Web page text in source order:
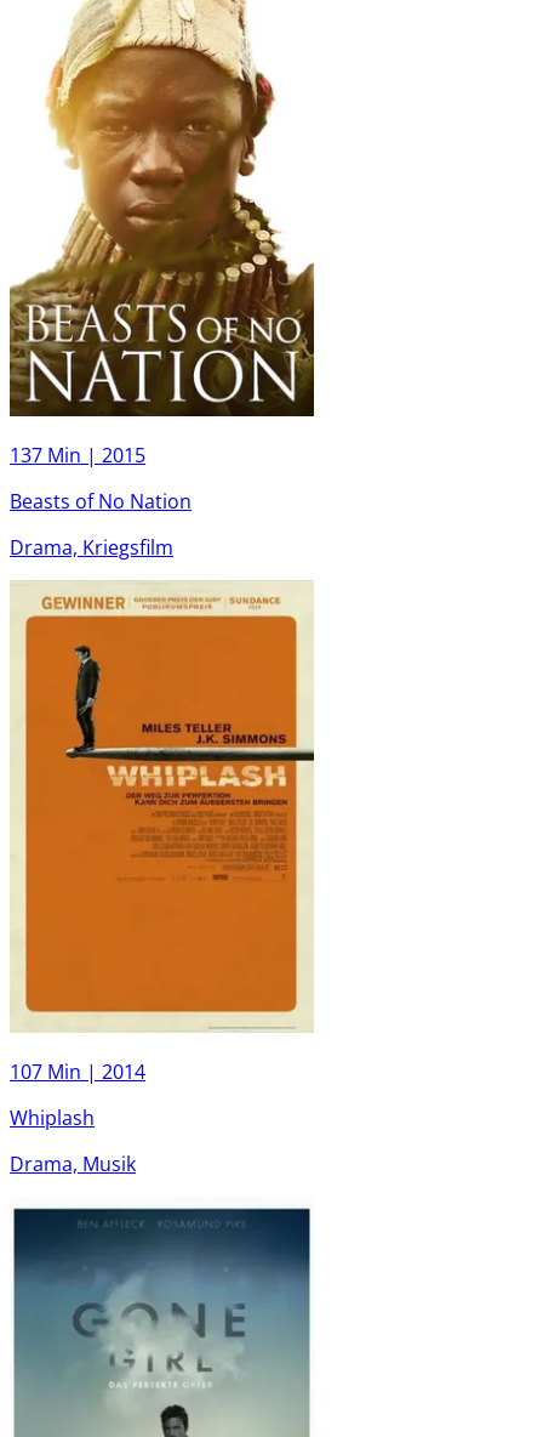
137 Min | 2015
Beasts of No Nation
Drama, Kriegsfilm
107 Min | 2014
Whiplash
Drama, Musik